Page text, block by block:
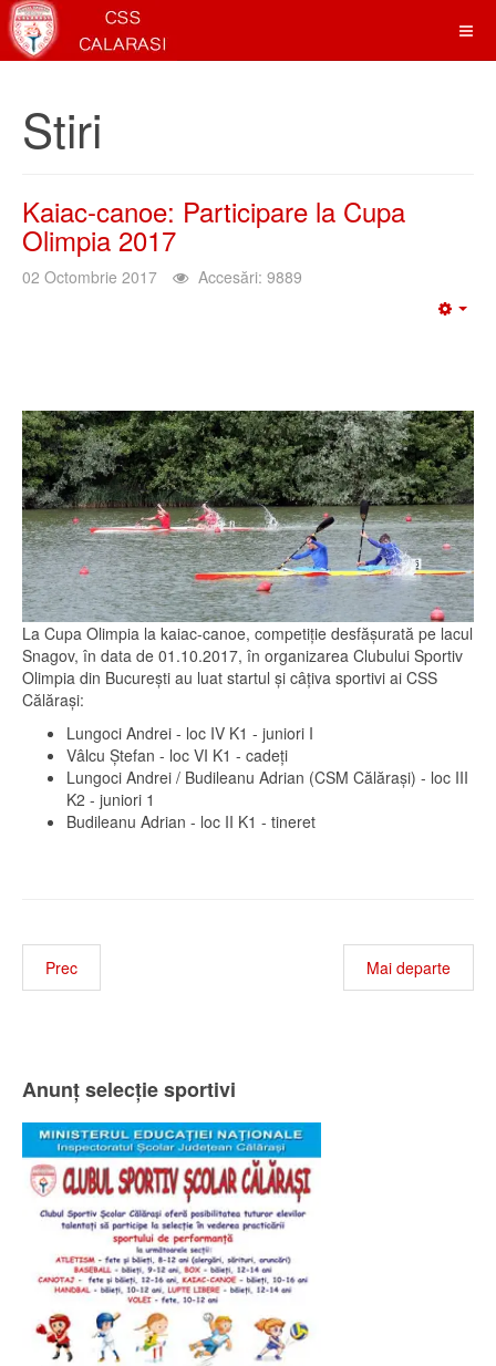
Stiri
Kaiac-canoe: Participare la Cupa
Olimpia 2017
02 Octombrie 2017 Accesări: 9889
La Cupa Olimpia la kaiac-canoe, competiție desfășurată pe lacul
Snagov, în data de 01.10.2017, în organizarea Clubului Sportiv
Olimpia din București au luat startul și câțiva sportivi ai CSS
Călărași:
Lungoci Andrei - loc IV K1 - juniori I
Vâlcu Ștefan - loc VI K1 - cadeți
Lungoci Andrei / Budileanu Adrian (CSM Călărași) - loc III
K2 - juniori 1
Budileanu Adrian - loc II K1 - tineret
Prec Mai departe
Anunț selecție sportivi